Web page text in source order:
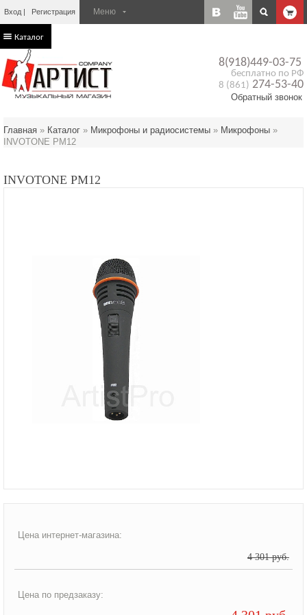
Вход Регистрация
8(918)449-03-75
бесплатно по РФ
8 (861) 274-53-40
Обратный звонок
Каталог
Главная » Каталог » Микрофоны и радиосистемы » Микрофоны »
INVOTONE PM12
INVOTONE PM12
Цена интернет-магазина:
4 301 руб.
Цена по предзаказу: